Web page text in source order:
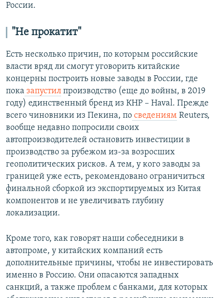
России.
"Не прокатит"
Есть несколько причин, по которым российские
власти вряд ли смогут уговорить китайские
концерны построить новые заводы в России, где
пока запустил производство (еще до войны, в 2019
году) единственный бренд из КНР – Haval. Прежде
всего чиновники из Пекина, по сведениям Reuters,
вообще недавно попросили своих
автопроизводителей остановить инвестиции в
производство за рубежом из-за возросших
геополитических рисков. А тем, у кого заводы за
границей уже есть, рекомендовано ограничиться
финальной сборкой из экспортируемых из Китая
компонентов и не увеличивать глубину
локализации.
Кроме того, как говорят наши собеседники в
автопроме, у китайских компаний есть
дополнительные причины, чтобы не инвестировать
именно в Россию. Они опасаются западных
санкций, а также проблем с банками, для которых